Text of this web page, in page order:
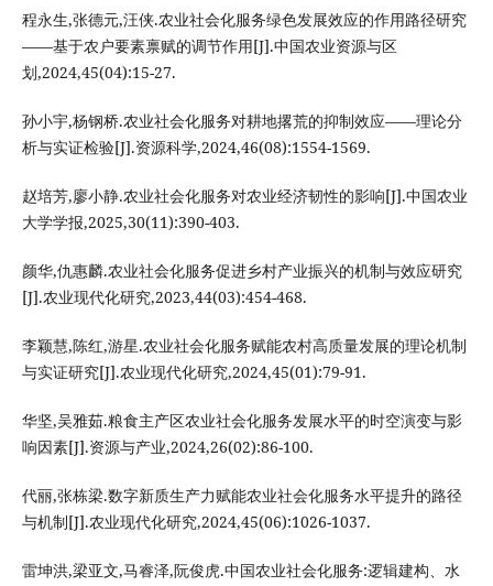
程永生,张德元,汪侠.农业社会化服务绿色发展效应的作用路径研究
——基于农户要素禀赋的调节作用[J].中国农业资源与区
划,2024,45(04):15-27.
孙小宇,杨钢桥.农业社会化服务对耕地撂荒的抑制效应——理论分
析与实证检验[J].资源科学,2024,46(08):1554-1569.
赵培芳,廖小静.农业社会化服务对农业经济韧性的影响[J].中国农业
大学学报,2025,30(11):390-403.
颜华,仇惠麟.农业社会化服务促进乡村产业振兴的机制与效应研究
[J].农业现代化研究,2023,44(03):454-468.
李颖慧,陈红,游星.农业社会化服务赋能农村高质量发展的理论机制
与实证研究[J].农业现代化研究,2024,45(01):79-91.
华坚,吴雅茹.粮食主产区农业社会化服务发展水平的时空演变与影
响因素[J].资源与产业,2024,26(02):86-100.
代丽,张栋梁.数字新质生产力赋能农业社会化服务水平提升的路径
与机制[J].农业现代化研究,2024,45(06):1026-1037.
雷坤洪,梁亚文,马睿泽,阮俊虎.中国农业社会化服务:逻辑建构、水